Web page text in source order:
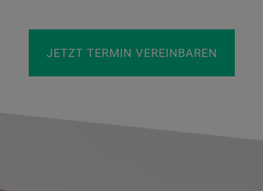
JETZT TERMIN VEREINBAREN